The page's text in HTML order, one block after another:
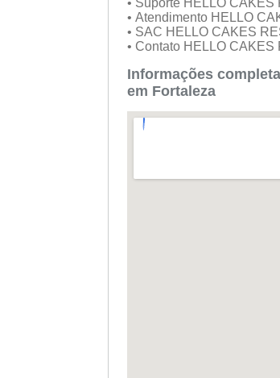
• Suporte HELLO
• Atendimento HELLO
• SAC HELLO CAKES
• Contato HELLO
Informações
em Fortaleza